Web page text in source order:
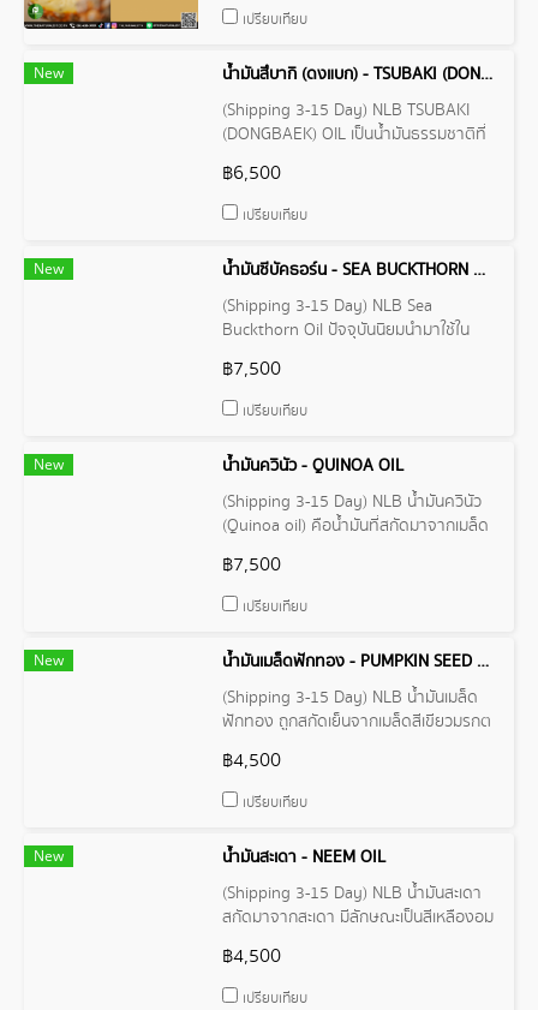
เปรียบเทียบ
New
น้ำมันสึบากิ (ดงแบก) - TSUBAKI (DONGBAEK) OIL
(Shipping 3-15 Day) NLB TSUBAKI
(DONGBAEK) OIL เป็นน้ำมันธรรมชาติที่
Japonicaในอดีต ใช้สำหรับแต่งผม รักษา
สุขภาพผิว และทำยาสมุนไพร ปัจจุบัน
ผสมเครื่องสำอาง
฿6,500
เปรียบเทียบ
New
น้ำมันซีบัคธอร์น - SEA BUCKTHORN OIL
(Shipping 3-15 Day) NLB Sea
Buckthorn Oil ปัจจุบันนิยมนำมาใช้ใน
น้ำมันซีบัคทอร์นมีสีส้มแดงใส จนถึงสีส้ม
เข้ม มีกลิ่นหอมแรง อุดมไปด้วยสารอาหาร
วิตามินอี แคโรทีนอยด์ กรดไขมันไม่อิ่มตัว
และแร่ธาตุต่างๆ
฿7,500
เปรียบเทียบ
New
น้ำมันควินัว - QUINOA OIL
(Shipping 3-15 Day) NLB น้ำมันควินัว
(Quinoa oil) คือน้ำมันที่สกัดมาจากเมล็ด
สูง และมีคุณค่าทางโภชนาการเป็นที่
ต้องการของร่างกายอีกมากมาย ในทาง
ชื้น บรรเทาอาการอักเสบ ไม่ทิ้งคราบมัน
บนผิว เพิ่มความแข็งแรงให้แก่เส้นผม
฿7,500
เปรียบเทียบ
New
น้ำมันเมล็ดฟักทอง - PUMPKIN SEED OIL
(Shipping 3-15 Day) NLB น้ํามันเมล็ด
ฟักทอง ถูกสกัดเย็นจากเมล็ดสีเขียวมรกต
cold-pressed อุดมไปด้วยสารต้านอนุมูล
อิสระ กรดไขมันไม่อิ่มตัวเชิงซ้อน และ
โทนสีผิวให้สม่ําเสมอยิ่งขึ้น นิยมใช้เพื่อ
สุขภาพและความงาม
฿4,500
เปรียบเทียบ
New
น้ำมันสะเดา - NEEM OIL
(Shipping 3-15 Day) NLB น้ำมันสะเดา
สกัดมาจากสะเดา มีลักษณะเป็นสีเหลืองอม
ลดการอักเสบ และมีคุณสมบัติในการ
ป้องกันและฆ่าเชื้อโรค ซึ่งทำให้น้ำมันสะเดา
฿4,500
เปรียบเทียบ